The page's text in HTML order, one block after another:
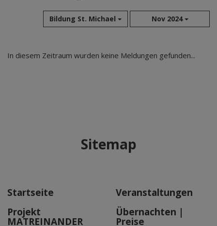
Bildung St. Michael Nov 2024
Aug 2026
Sep 2025
In diesem Zeitraum wurden keine Meldungen gefunden...
Sitemap
Startseite
Veranstaltungen
Projekt
MATREINANDER
Übernachten |
Preise